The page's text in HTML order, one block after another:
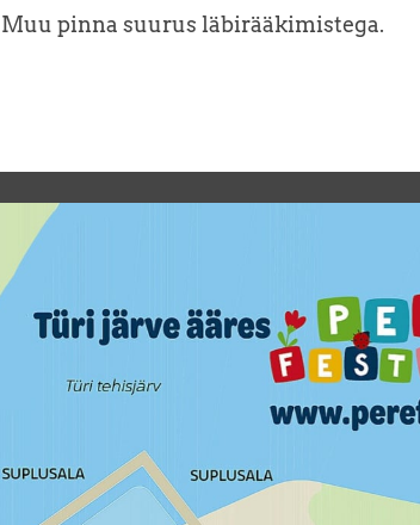
Muu pinna suurus läbirääkimistega.